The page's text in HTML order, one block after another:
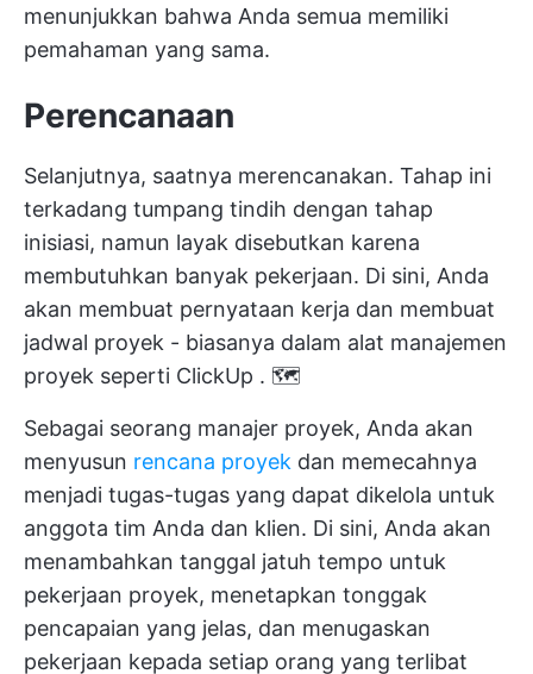
menunjukkan bahwa Anda semua memiliki
pemahaman yang sama.
Perencanaan
Selanjutnya, saatnya merencanakan. Tahap ini
terkadang tumpang tindih dengan tahap
inisiasi, namun layak disebutkan karena
membutuhkan banyak pekerjaan. Di sini, Anda
akan membuat pernyataan kerja dan membuat
jadwal proyek - biasanya dalam alat manajemen
proyek seperti ClickUp . 🗺️
Sebagai seorang manajer proyek, Anda akan
menyusun rencana proyek dan memecahnya
menjadi tugas-tugas yang dapat dikelola untuk
anggota tim Anda dan klien. Di sini, Anda akan
menambahkan tanggal jatuh tempo untuk
pekerjaan proyek, menetapkan tonggak
pencapaian yang jelas, dan menugaskan
pekerjaan kepada setiap orang yang terlibat